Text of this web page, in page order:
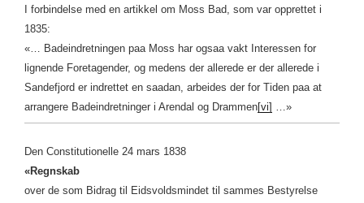
I forbindelse med en artikkel om Moss Bad, som var opprettet i
1835:
«… Badeindretningen paa Moss har ogsaa vakt Interessen for
lignende Foretagender, og medens der allerede er der allerede i
Sandefjord er indrettet en saadan, arbeides der for Tiden paa at
arrangere Badeindretninger i Arendal og Drammen[vi] …»
Den Constitutionelle 24 mars 1838
«Regnskab
over de som Bidrag til Eidsvoldsmindet til sammes Bestyrelse